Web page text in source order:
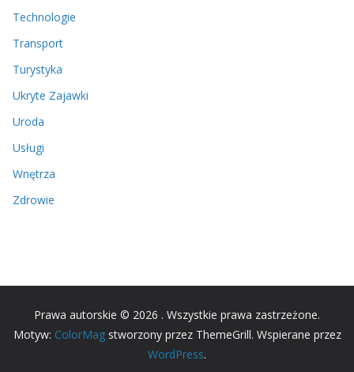
Technologie
Transport
Turystyka
Ukryte Zajawki
Uroda
Usługi
Wnętrza
Zdrowie
Prawa autorskie © 2026 . Wszystkie prawa zastrzeżone.
Motyw: ColorMagstworzony przez ThemeGrill. Wspierane przez
WordPress.